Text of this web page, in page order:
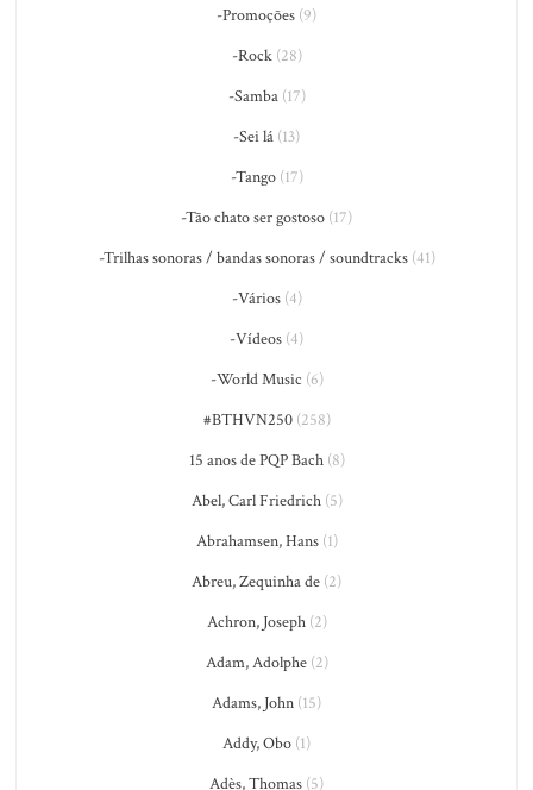
-Promoções (9)
-Rock(28)
-Samba(17)
-Sei lá (13)
-Tango(17)
-Tão chato ser gostoso (17)
-Trilhas sonoras / bandas sonoras / soundtracks(41)
-Vários(4)
-Vídeos (4)
-World Music (6)
#BTHVN250(258)
15 anos de PQP Bach(8)
Abel, Carl Friedrich(5)
Abrahamsen, Hans(1)
Abreu, Zequinha de (2)
Achron, Joseph(2)
Adam, Adolphe(2)
Adams, John (15)
Addy, Obo (1)
Adès, Thomas (5)